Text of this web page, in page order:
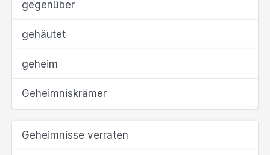
gegenüber
gehäutet
geheim
Geheimniskrämer
Geheimnisse verraten